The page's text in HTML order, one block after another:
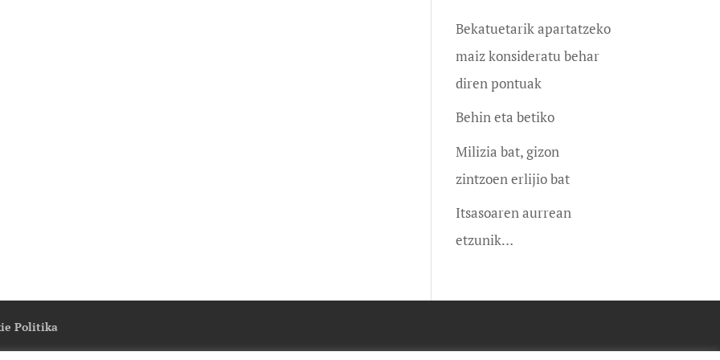
Bekatuetarik apartatzeko
maiz konsideratu behar
diren pontuak
Behin eta betiko
Milizia bat, gizon
zintzoen erlijio bat
Itsasoaren aurrean
etzunik…
Politika